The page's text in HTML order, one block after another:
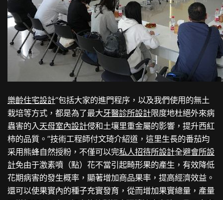
樂齡住宅設計“包括大家的進門程序，以及我們使用的無土
栽培等方式，都是為了最大牙醫診所設計限度地杜絕外來病
蟲害的入天母室內設計侵和土壤里重金屬的影響，提升西紅
柿的品質。”技術工程師付文琦介紹道，這里生長的番茄均
采用熊蜂自然授粉，不僅可以完私人招待所設計全避會所設
計免由于激素噴（點）花不當引起畸形果的產生，有效降低
花期病害的發生概率，顯著增加商品果率，提高經濟效益。
還可以使果實內的種子充實發育，從而增加果實總量，產量